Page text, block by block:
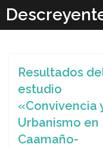
content
Resultados
estudio
«Convivencia
Urbanismo en
Caamaño-